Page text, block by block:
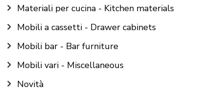
Materiali per cucina - Kitchen materials
Mobili a cassetti - Drawer cabinets
Mobili bar - Bar furniture
Mobili vari - Miscellaneous
Novità